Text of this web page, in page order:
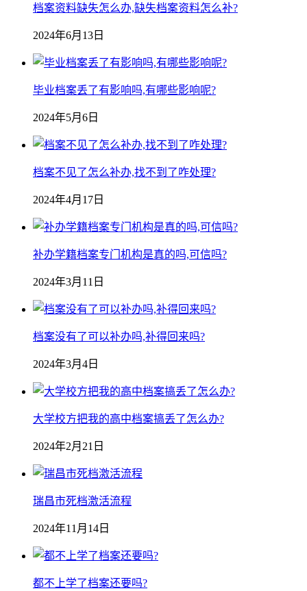
档案资料缺失怎么办,缺失档案资料怎么补?
2024年6月13日
毕业档案丢了有影响吗,有哪些影响呢?
2024年5月6日
档案不见了怎么补办,找不到了咋处理?
2024年4月17日
补办学籍档案专门机构是真的吗,可信吗?
2024年3月11日
档案没有了可以补办吗,补得回来吗?
2024年3月4日
大学校方把我的高中档案搞丢了怎么办?
2024年2月21日
瑞昌市死档激活流程
2024年11月14日
都不上学了档案还要吗?